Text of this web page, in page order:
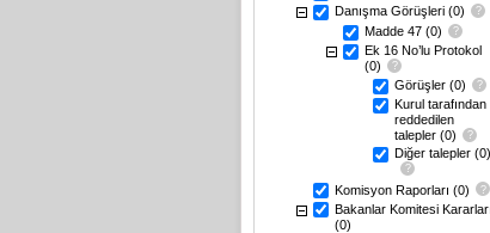
Danışma Görüşleri (0)
Madde 47 (0)
Ek 16 No’lu Protokol
(0)
Görüşler (0)
Kurul tarafından
reddedilen
talepler (0)
Diğer talepler (0)
Komisyon Raporları (0)
Bakanlar Komitesi Kararları
(0)